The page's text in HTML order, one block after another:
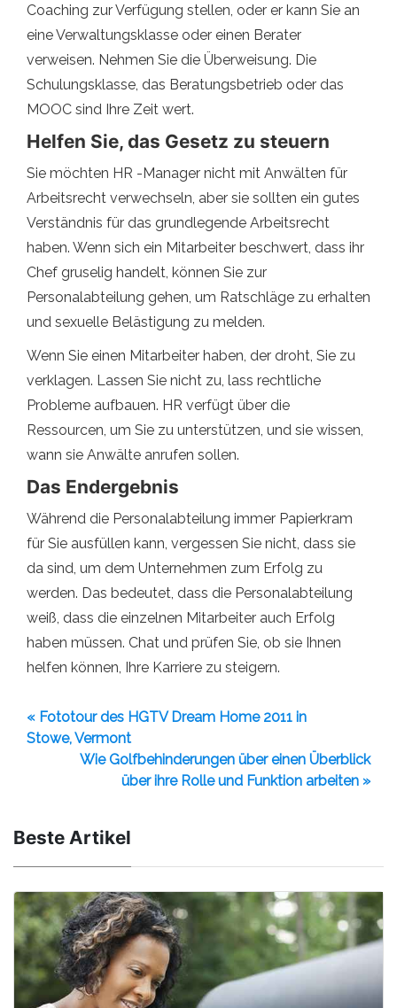
Coaching zur Verfügung stellen, oder er kann Sie an
eine Verwaltungsklasse oder einen Berater
verweisen. Nehmen Sie die Überweisung. Die
Schulungsklasse, das Beratungsbetrieb oder das
MOOC sind Ihre Zeit wert.
Helfen Sie, das Gesetz zu steuern
Sie möchten HR -Manager nicht mit Anwälten für
Arbeitsrecht verwechseln, aber sie sollten ein gutes
Verständnis für das grundlegende Arbeitsrecht
haben. Wenn sich ein Mitarbeiter beschwert, dass ihr
Chef gruselig handelt, können Sie zur
Personalabteilung gehen, um Ratschläge zu erhalten
und sexuelle Belästigung zu melden.
Wenn Sie einen Mitarbeiter haben, der droht, Sie zu
verklagen. Lassen Sie nicht zu, lass rechtliche
Probleme aufbauen. HR verfügt über die
Ressourcen, um Sie zu unterstützen, und sie wissen,
wann sie Anwälte anrufen sollen.
Das Endergebnis
Während die Personalabteilung immer Papierkram
für Sie ausfüllen kann, vergessen Sie nicht, dass sie
da sind, um dem Unternehmen zum Erfolg zu
werden. Das bedeutet, dass die Personalabteilung
weiß, dass die einzelnen Mitarbeiter auch Erfolg
haben müssen. Chat und prüfen Sie, ob sie Ihnen
helfen können, Ihre Karriere zu steigern.
« Fototour des HGTV Dream Home 2011 in
Stowe, Vermont
Wie Golfbehinderungen über einen Überblick
über ihre Rolle und Funktion arbeiten »
Beste Artikel